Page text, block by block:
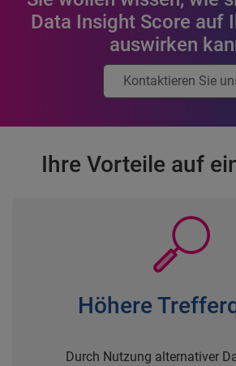
Data Insight Score auf
auswirken
Kontaktieren Sie
Ihre Vorteile auf
Höhere
Durch Nutzung alternativer